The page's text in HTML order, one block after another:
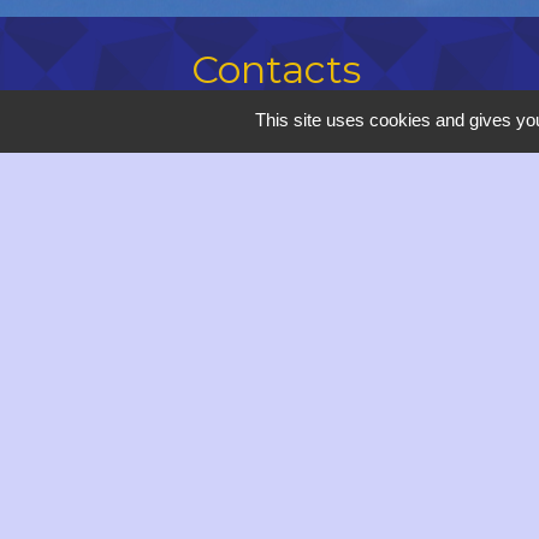
Contacts
Commune de Saulce-sur-Rhône
Hôtel de Ville - 12 avenue du
This site uses cookies and gives